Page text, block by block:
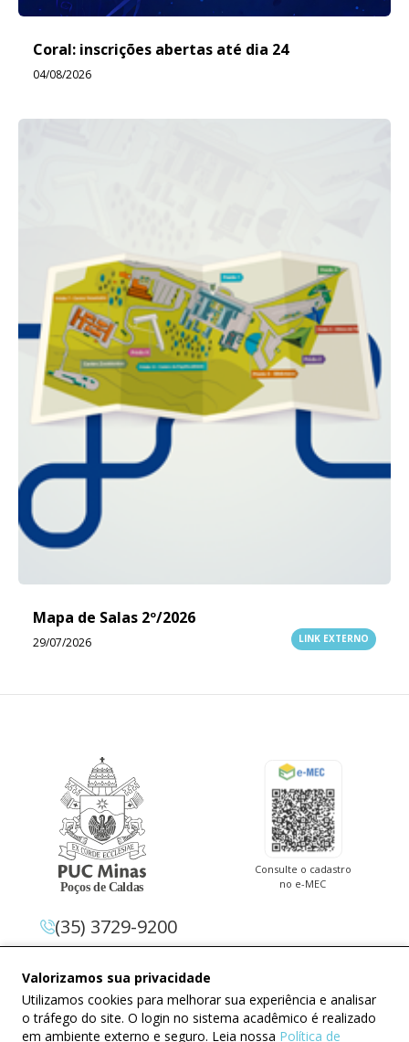
Coral: inscrições abertas até dia 24
04/08/2026
Mapa de Salas 2º/2026
29/07/2026 LINK EXTERNO
Valorizamos sua privacidade
Utilizamos cookies para melhorar sua experiência e analisar
o tráfego do site. O login no sistema acadêmico é realizado
em ambiente externo e seguro. Leia nossa Política de
Consulte o cadastro
no e-MEC
(35) 3729-9200
Jardim Country Club 37.714-620 –
Poços De Caldas – Minas Gerais